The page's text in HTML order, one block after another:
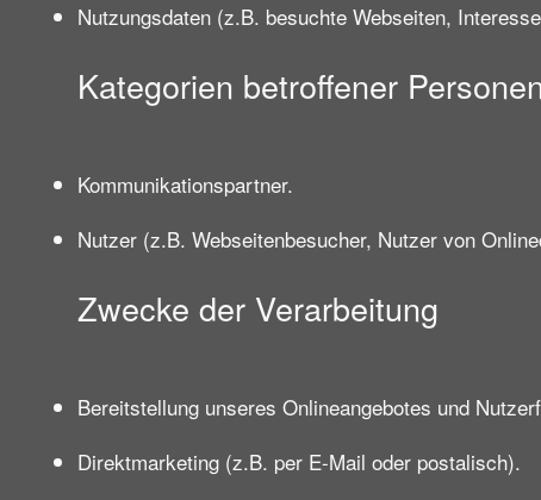
Nutzungsdaten (z.B. besuchte Webseiten,
Kategorien betroffener Personen
Kommunikationspartner.
Nutzer (z.B. Webseitenbesucher, Nutzer von
Zwecke der Verarbeitung
Bereitstellung unseres Onlineangebotes und
Direktmarketing (z.B. per E-Mail oder postalisch).